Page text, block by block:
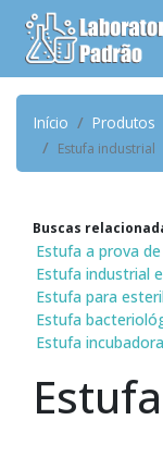
Início Produtos
Estufa industrial
Buscas
Estufa a prova
Estufa industrial
Estufa para
Estufa
Estufa